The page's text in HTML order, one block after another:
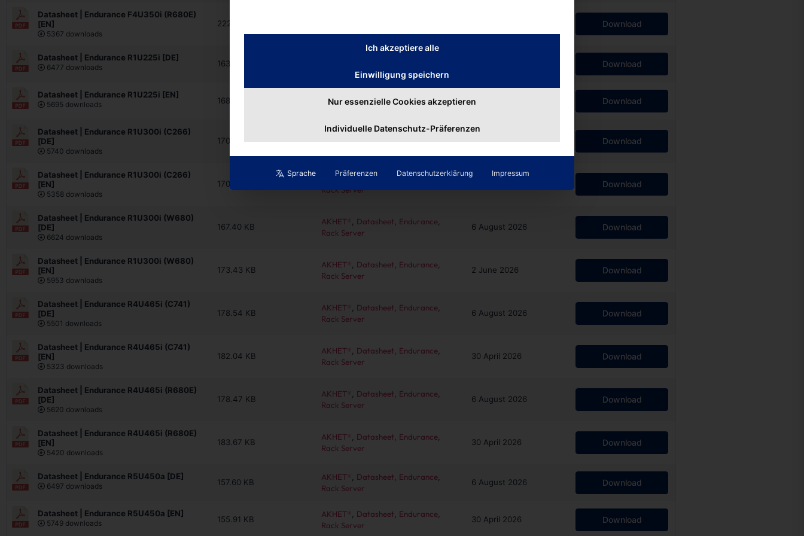
Datasheet | Endurance F4U350i (R680E)
[EN]
5367 downloads
222.91 KB Download
Datasheet | Endurance R1U225i [DE]
6477 downloads 163.54 KB
Rack Server
Download
Datasheet | Endurance R1U225i [EN]
5695 downloads 168.20 KB
Rack Server
30 April 2026 Download
Datasheet | Endurance R1U300i (C266)
[DE]
5740 downloads
170.60 KB
Datasheet Endurance
6 August 2026 Download
Datasheet | Endurance R1U300i (C266)
[EN]
5358 downloads
170.60 KB
AKHET®, Datasheet ,Endurance,
Rack Server
Download
Datasheet | Endurance R1U300i (W680)
[DE]
6624 downloads
167.40 KB
AKHET® Datasheet Endurance
Rack Server
6 August 2026 Download
Datasheet | Endurance R1U300i (W680)
[EN]
5953 downloads
173.43 KB
AKHET® Datasheet Endurance
Rack Server
2 June 2026 Download
Datasheet | Endurance R4U465i (C741)
[DE]
5501 downloads
178.54 KB
AKHET® Datasheet Endurance
Rack Server
6 August 2026 Download
Datasheet | Endurance R4U465i (C741)
[EN]
5323 downloads
182.04 KB
AKHET® Datasheet Endurance
Rack Server
30 April 2026 Download
Datasheet | Endurance R4U465i (R680E)
[DE]
5620 downloads
178.47 KB
AKHET® Datasheet Endurance
Rack Server
6 August 2026 Download
Datasheet | Endurance R4U465i (R680E)
[EN]
5420 downloads
183.67 KB
AKHET® Datasheet Endurance
Rack Server
30 April 2026 Download
Datasheet | Endurance R5U450a [DE]
6497 downloads 157.60 KB
AKHET® Datasheet Endurance
Rack Server
6 August 2026 Download
Datasheet | Endurance R5U450a [EN]
5749 downloads 155.91 KB
AKHET® Datasheet Endurance
Rack Server
30 April 2026 Download
Ich akzeptiere alle
Einwilligung speichern
Nur essenzielle Cookies akzeptieren
Individuelle Datenschutz-Präferenzen
Sprache Präferenzen Datenschutzerklärung Impressum